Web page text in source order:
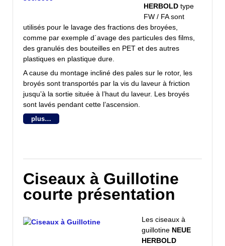
HERBOLD type
FW / FA sont
utilisés pour le lavage des fractions des broyées,
comme par exemple d´avage des particules des films,
des granulés des bouteilles en PET et des autres
plastiques en plastique dure.
A cause du montage incliné des pales sur le rotor, les
broyés sont transportés par la vis du laveur à friction
jusqu’à la sortie située à l’haut du laveur. Les broyés
sont lavés pendant cette l’ascension.
plus…
Ciseaux à Guillotine
courte présentation
Les ciseaux à
guillotine NEUE
HERBOLD